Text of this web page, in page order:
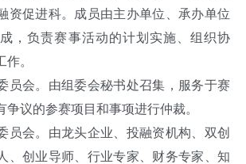
资促进科。成员由主办单位、承办单位
，负责赛事活动的计划实施、组织协
。
会。由组委会秘书处召集，服务于赛
争议的参赛项目和事项进行仲裁。
会。由龙头企业、投融资机构、双创
、创业导师、行业专家、财务专家、知